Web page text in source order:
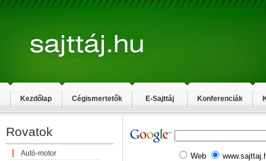
Kezdőlap Cégismertetők E-Sajttáj Konferenciák
Rovatok
Autó-motor
Web